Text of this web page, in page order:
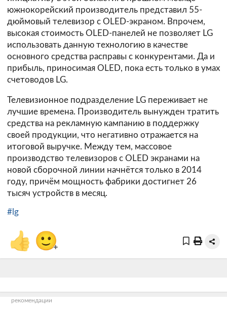
южнокорейский производитель представил 55-
дюймовый телевизор с OLED-экраном. Впрочем,
высокая стоимость OLED-панелей не позволяет LG
использовать данную технологию в качестве
основного средства расправы с конкурентами. Да и
прибыль, приносимая OLED, пока есть только в умах
счетоводов LG.
Телевизионное подразделение LG переживает не
лучшие времена. Производитель вынужден тратить
средства на рекламную кампанию в поддержку
своей продукции, что негативно отражается на
итоговой выручке. Между тем, массовое
производство телевизоров с OLED экранами на
новой сборочной линии начнётся только в 2014
году, причём мощность фабрики достигнет 26
тысяч устройств в месяц.
#lg
👍 🙂+
рекомендации